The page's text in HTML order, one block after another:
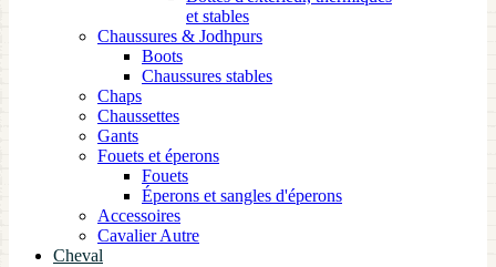
et stables
Chaussures & Jodhpurs
Boots
Chaussures stables
Chaps
Chaussettes
Gants
Fouets et éperons
Fouets
Éperons et sangles d'éperons
Accessoires
Cavalier Autre
Cheval